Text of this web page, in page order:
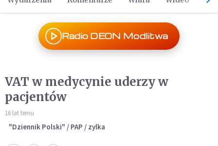
Radio DEON Modlitwa
VAT w medycynie uderzy w
pacjentów
16 lat temu
"Dziennik Polski" / PAP / zylka